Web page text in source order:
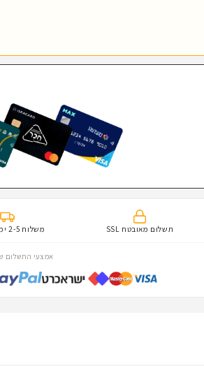
תשלום מאובטח SSL משלוח 2-5 ימי עסקים
אמצעי התשלום